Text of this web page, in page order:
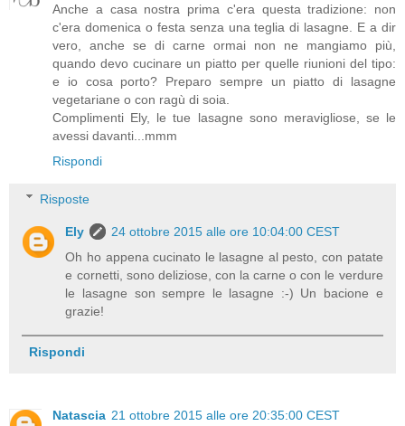
Anche a casa nostra prima c'era questa tradizione: non
c'era domenica o festa senza una teglia di lasagne. E a dir
vero, anche se di carne ormai non ne mangiamo più,
quando devo cucinare un piatto per quelle riunioni del tipo:
e io cosa porto? Preparo sempre un piatto di lasagne
vegetariane o con ragù di soia.
Complimenti Ely, le tue lasagne sono meravigliose, se le
avessi davanti...mmm
Rispondi
Risposte
Ely
24 ottobre 2015 alle ore 10:04:00 CEST
Oh ho appena cucinato le lasagne al pesto, con patate
e cornetti, sono deliziose, con la carne o con le verdure
le lasagne son sempre le lasagne :-) Un bacione e
grazie!
Rispondi
Natascia 21 ottobre 2015 alle ore 20:35:00 CEST